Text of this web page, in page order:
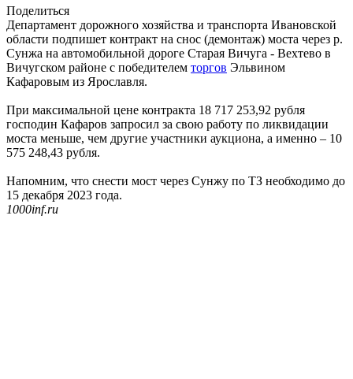
Поделиться
Департамент дорожного хозяйства и транспорта Ивановской
области подпишет контракт на снос (демонтаж) моста через р.
Сунжа на автомобильной дороге Старая Вичуга - Вехтево в
Вичугском районе с победителем торгов Эльвином
Кафаровым из Ярославля.
При максимальной цене контракта 18 717 253,92 рубля
господин Кафаров запросил за свою работу по ликвидации
моста меньше, чем другие участники аукциона, а именно – 10
575 248,43 рубля.
Напомним, что снести мост через Сунжу по ТЗ необходимо до
15 декабря 2023 года.
1000inf.ru